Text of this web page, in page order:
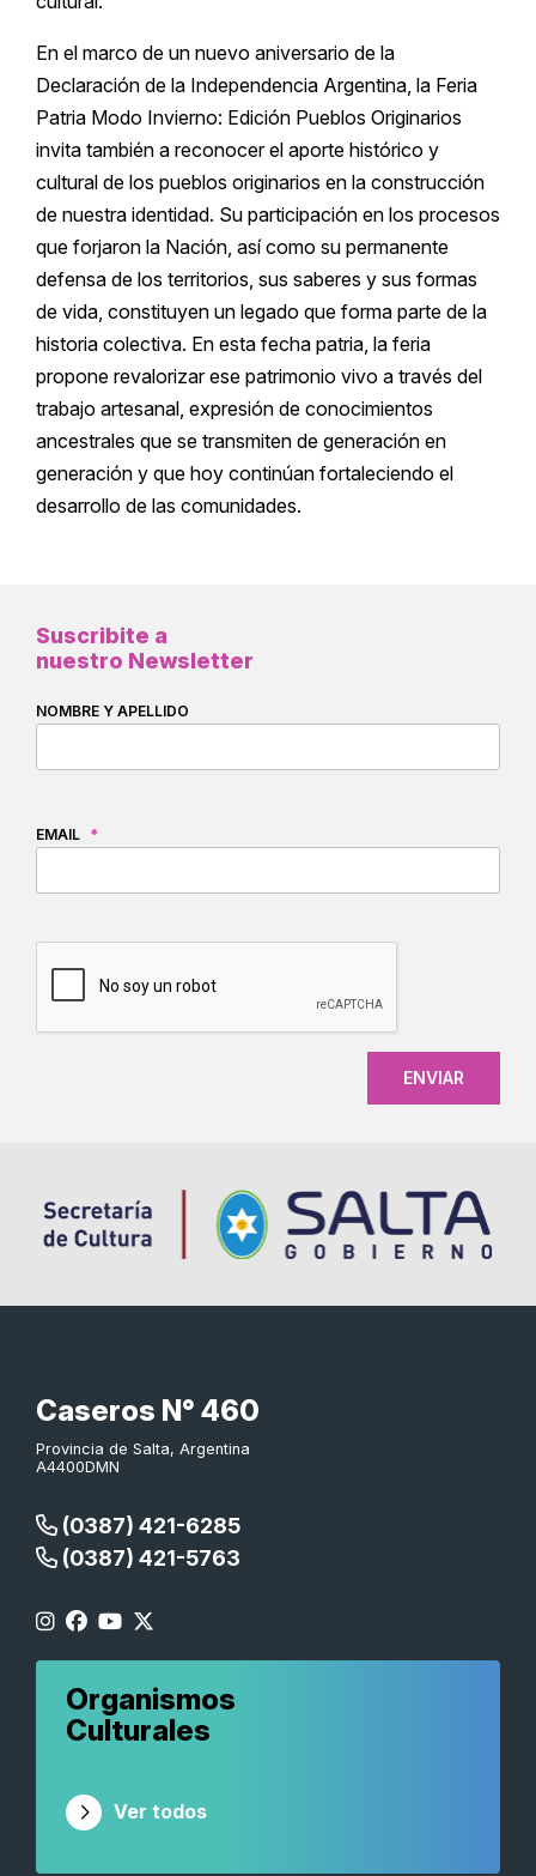
En el marco de un nuevo aniversario de la
Declaración de la Independencia Argentina, la Feria
Patria Modo Invierno: Edición Pueblos Originarios
invita también a reconocer el aporte histórico y
cultural de los pueblos originarios en la construcción
de nuestra identidad. Su participación en los procesos
que forjaron la Nación, así como su permanente
defensa de los territorios, sus saberes y sus formas
de vida, constituyen un legado que forma parte de la
historia colectiva. En esta fecha patria, la feria
propone revalorizar ese patrimonio vivo a través del
trabajo artesanal, expresión de conocimientos
ancestrales que se transmiten de generación en
generación y que hoy continúan fortaleciendo el
desarrollo de las comunidades.
Suscribite a
nuestro Newsletter
NOMBRE Y APELLIDO
EMAIL *
Caseros N° 460
Provincia de Salta, Argentina
A4400DMN
(0387) 421-6285
(0387) 421-5763
Organismos
Culturales
Ver todos